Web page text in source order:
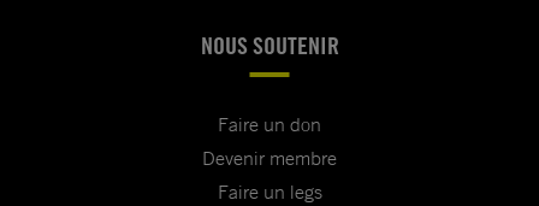
NOUS SOUTENIR
Faire un don
Devenir membre
Faire un legs